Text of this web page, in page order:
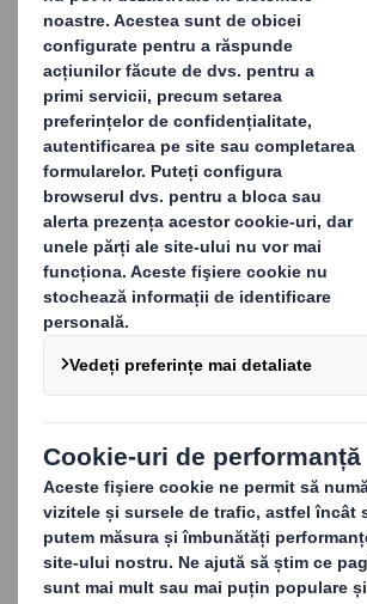
Ambalajul universal nu
niciodată. Dimpotrivă, ambalajul
carton ondulat este tăiat la
oferă rezultatele necesare în
lanțului de aprovizionare,
doriți să vă păstrați clienții, să
clienți, să îmbunătățiți
preveniți deteriorarea produsului
reduceți costurile lanțului de
Lucrând împreună, adaptam
ambalaj Circular Ready care vă
de afaceri, vă va educe
să gestionați riscurile de afaceri.
CONTACTAȚI-NE
MULTE INFORMAȚII